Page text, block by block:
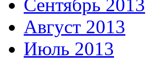
Сентябрь 2013
Август 2013
Июль 2013